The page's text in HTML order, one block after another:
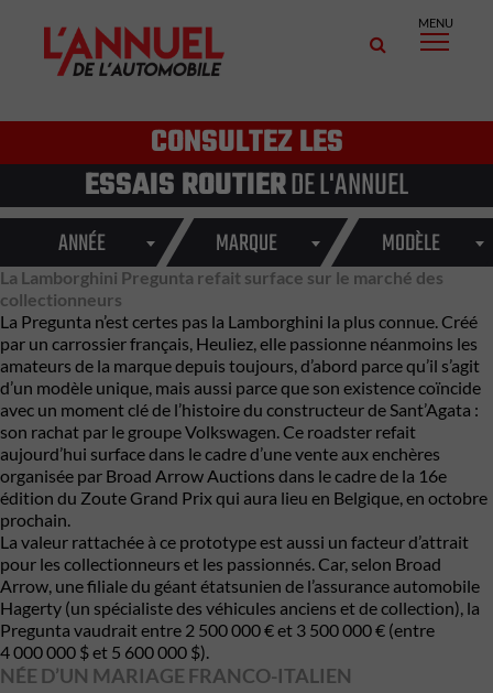
MENU
CONSULTEZ LES
ESSAIS ROUTIERDE L'ANNUEL
ANNÉE MARQUE MODÈLE
La Lamborghini Pregunta refait surface sur le marché des
collectionneurs
La Pregunta n’est certes pas la Lamborghini la plus connue. Créé
par un carrossier français, Heuliez, elle passionne néanmoins les
amateurs de la marque depuis toujours, d’abord parce qu’il s’agit
d’un modèle unique, mais aussi parce que son existence coïncide
avec un moment clé de l’histoire du constructeur de Sant’Agata :
son rachat par le groupe Volkswagen. Ce roadster refait
aujourd’hui surface dans le cadre d’unevente aux enchères
organisée par Broad Arrow Auctions dans le cadre de la 16e
édition du Zoute Grand Prix qui aura lieu en Belgique, en octobre
prochain.
La valeur rattachée à ce prototype est aussi un facteur d’attrait
pour les collectionneurs et les passionnés. Car, selon Broad
Arrow, une filiale du géant étatsunien de l’assurance automobile
Hagerty (un spécialiste des véhicules anciens et de collection), la
Pregunta vaudrait entre 2 500 000 € et 3 500 000 € (entre
4 000 000 $ et 5 600 000 $).
NÉE D’UN MARIAGE FRANCO-ITALIEN